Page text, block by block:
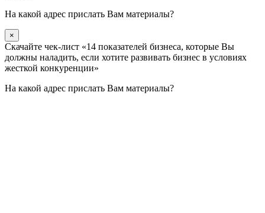
На какой адрес прислать Вам материалы?
×
Скачайте чек-лист «14 показателей бизнеса, которые Вы
должны наладить, если хотите развивать бизнес в условиях
жесткой конкуренции»
На какой адрес прислать Вам материалы?